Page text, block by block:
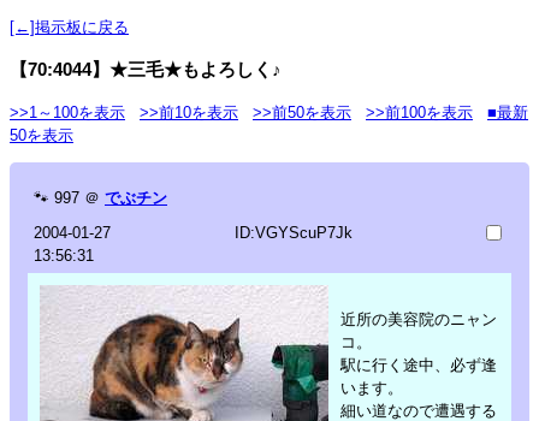
[←]掲示板に戻る
【70:4044】★三毛★もよろしく♪
>>1～100を表示 >>前10を表示 >>前50を表示 >>前100を表示
■最新
50を表示
🐾 997 ＠ でぶチン
2004-01-27
13:56:31
ID:VGYScuP7Jk
近所の美容院のニャン
コ。
駅に行く途中、必ず逢
います。
細い道なので遭遇する